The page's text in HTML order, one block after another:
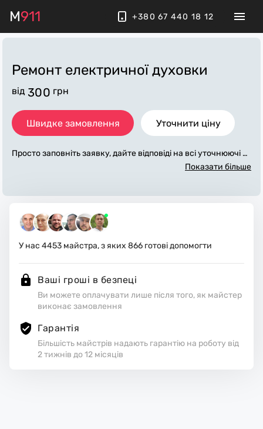
M911 +380 67 440 18 12
Ремонт електричної духовки
від 300 грн
Швидке замовлення Уточнити ціну
Просто заповніть заявку, дайте відповіді на всі уточнюючі за
питання по «ремонт електричної духовки». Ми зв'яжемося
навці стежать за чистотою та прибирають робоче місце.
Показати більше
У нас 4453 майстра, з яких 866 готові допомогти
Ваші гроші в безпеці
Ви можете оплачувати лише після того, як майстер
виконає замовлення
Гарантія
Більшість майстрів надають гарантію на роботу від
2 тижнів до 12 місяців